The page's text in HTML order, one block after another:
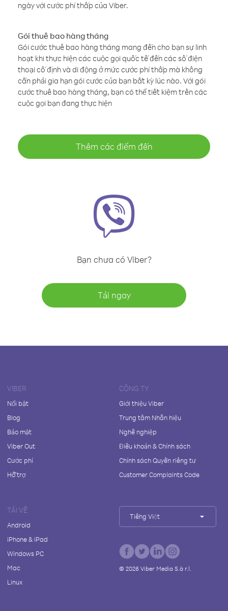
ngày với cước phí thấp của Viber.
Gói thuê bao hàng tháng
Gói cước thuê bao hàng tháng mang đến cho bạn sự linh
hoạt khi thực hiện các cuộc gọi quốc tế đến các số điện
thoại cố định và di động ở mức cước phí thấp mà không
cần phải gia hạn gói cước của bạn bất kỳ lúc nào. Với gói
cước thuê bao hàng tháng, bạn có thể tiết kiệm trên các
cuộc gọi bạn đang thực hiện
Thêm các điểm đến
Bạn chưa có Viber?
Tải ngay
VIBER
Nổi bật
Blog
Bảo mật
Viber Out
Cước phí
Hỗ trợ
CÔNG TY
Giới thiệu Viber
Trung tâm Nhãn hiệu
Nghề nghiệp
Điều khoản & Chính sách
Chính sách Quyền riêng tư
Customer Complaints Code
TẢI VỀ
Android
iPhone & iPad
Windows PC
Mac
Linux
Tiếng Việt
© 2026Viber Media S.à r.l.